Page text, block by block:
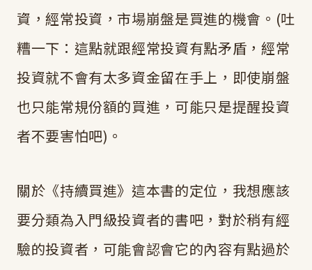
資，經常投資，市場崩盤是買進的機會。(吐
糟一下：這點就跟經常投資有點矛盾，經常
投資就不會有太多資金留在手上，即使崩盤
也只能常規份額的買進，可能只是提醒投資
者不要害怕吧)。
關於《持續買進》這本書的定位，我想應該
要分類為入門級投資者的書吧，對於稍有經
驗的投資者，可能會認會它的內容有點過於